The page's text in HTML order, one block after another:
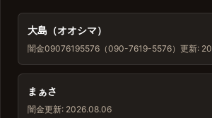
大島（オオシマ）
闇金09076195576（090-7619-5576） 更新:
まぁさ
闇金更新: 2026.08.06